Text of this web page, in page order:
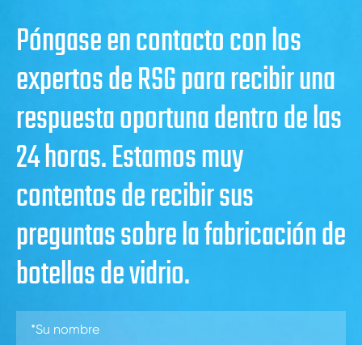
Póngase en contacto con los
expertos de RSG para recibir una
respuesta oportuna dentro de las
24 horas. Estamos muy
contentos de recibir sus
preguntas sobre la fabricación de
botellas de vidrio.